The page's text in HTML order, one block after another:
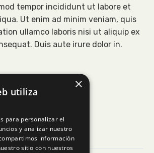
tempor incididunt ut labore et
Ut enim ad minim veniam, quis
ullamco laboris nisi ut aliquip ex
Duis aute irure dolor in.
×
utiliza
para personalizar el
y analizar nuestro
información
sitio con nuestros